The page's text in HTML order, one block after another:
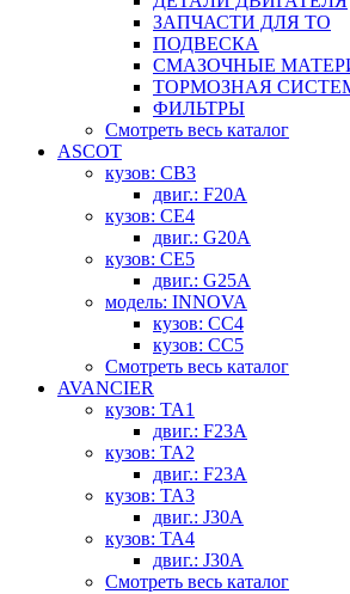
ЗАПЧАСТИ ДЛЯ ТО
ПОДВЕСКА
СМАЗОЧНЫЕ
ТОРМОЗНАЯ
ФИЛЬТРЫ
Смотреть весь каталог
ASCOT
кузов: CB3
двиг.: F20A
кузов: CE4
двиг.: G20A
кузов: CE5
двиг.: G25A
модель: INNOVA
кузов: CC4
кузов: CC5
Смотреть весь каталог
AVANCIER
кузов: TA1
двиг.: F23A
кузов: TA2
двиг.: F23A
кузов: TA3
двиг.: J30A
кузов: TA4
двиг.: J30A
Смотреть весь каталог